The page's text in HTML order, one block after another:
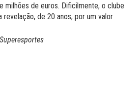
milhões de euros. Dificilmente, o clube
revelação, de 20 anos, por um valor
Superesportes